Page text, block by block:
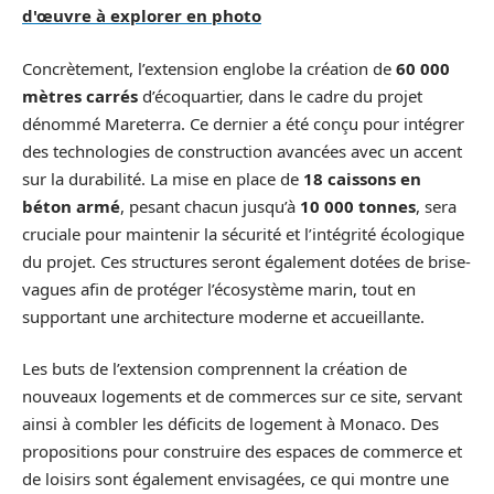
d'œuvre à explorer en photo
Concrètement, l’extension englobe la création de 60 000
mètres carrés d’écoquartier, dans le cadre du projet
dénommé Mareterra. Ce dernier a été conçu pour intégrer
des technologies de construction avancées avec un accent
sur la durabilité. La mise en place de 18 caissons en
béton armé, pesant chacun jusqu’à 10 000 tonnes, sera
cruciale pour maintenir la sécurité et l’intégrité écologique
du projet. Ces structures seront également dotées de brise-
vagues afin de protéger l’écosystème marin, tout en
supportant une architecture moderne et accueillante.
Les buts de l’extension comprennent la création de
nouveaux logements et de commerces sur ce site, servant
ainsi à combler les déficits de logement à Monaco. Des
propositions pour construire des espaces de commerce et
de loisirs sont également envisagées, ce qui montre une